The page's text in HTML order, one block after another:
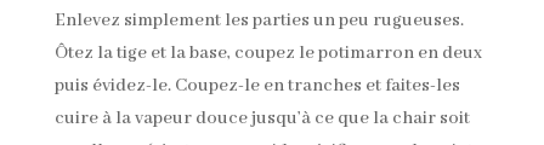
Enlevez simplement les parties un peu rugueuses.
Ôtez la tige et la base, coupez le potimarron en deux
puis évidez-le. Coupez-le en tranches et faites-les
cuire à la vapeur douce jusqu’à ce que la chair soit